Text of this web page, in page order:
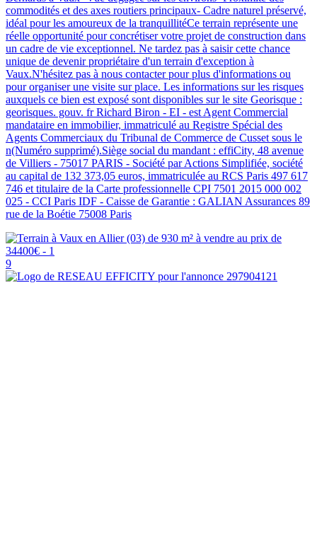
commodités et des axes routiers principaux- Cadre naturel préservé,
idéal pour les amoureux de la tranquillitéCe terrain représente une
réelle opportunité pour concrétiser votre projet de construction dans
un cadre de vie exceptionnel. Ne tardez pas à saisir cette chance
unique de devenir propriétaire d'un terrain d'exception à
Vaux.N'hésitez pas à nous contacter pour plus d'informations ou
pour organiser une visite sur place. Les informations sur les risques
auxquels ce bien est exposé sont disponibles sur le site Georisque :
georisques. gouv. fr Richard Biron - EI - est Agent Commercial
mandataire en immobilier, immatriculé au Registre Spécial des
Agents Commerciaux du Tribunal de Commerce de Cusset sous le
n(Numéro supprimé).Siège social du mandant : effiCity, 48 avenue
de Villiers - 75017 PARIS - Société par Actions Simplifiée, société
au capital de 132 373,05 euros, immatriculée au RCS Paris 497 617
746 et titulaire de la Carte professionnelle CPI 7501 2015 000 002
025 - CCI Paris IDF - Caisse de Garantie : GALIAN Assurances 89
rue de la Boétie 75008 Paris
9